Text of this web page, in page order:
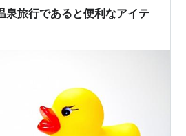
泉旅行であると便利なアイテ